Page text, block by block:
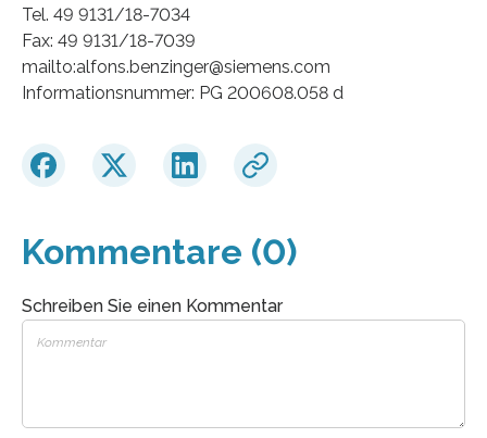
Tel. 49 9131/18-7034
Fax: 49 9131/18-7039
mailto:alfons.benzinger@siemens.com
Informationsnummer: PG 200608.058 d
Kommentare (0)
Schreiben Sie einen Kommentar